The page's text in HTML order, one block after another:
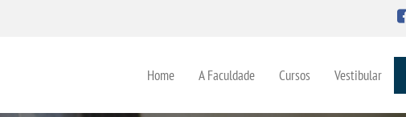
Home A Faculdade Cursos Vestibular